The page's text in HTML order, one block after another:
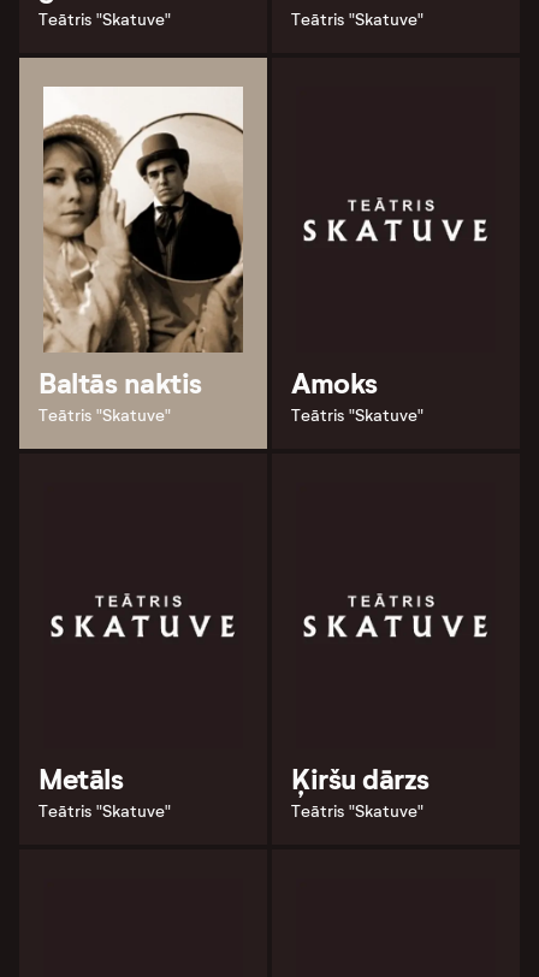
Teātris "Skatuve" Teātris "Skatuve"
Baltās naktis
Teātris "Skatuve"
Amoks
Teātris "Skatuve"
Metāls
Teātris "Skatuve"
Ķiršu dārzs
Teātris "Skatuve"